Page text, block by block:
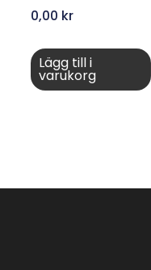
0,00 kr
Lägg till i
varukorg